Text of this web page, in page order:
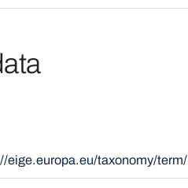
eige.europa.eu/taxonomy/